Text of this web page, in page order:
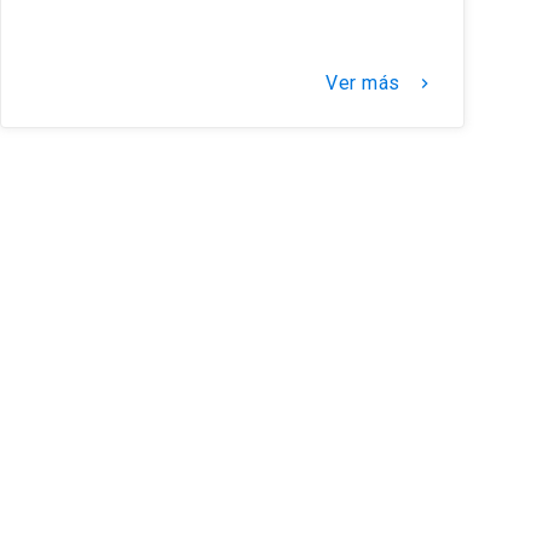
Ver más keyboard_arrow_right